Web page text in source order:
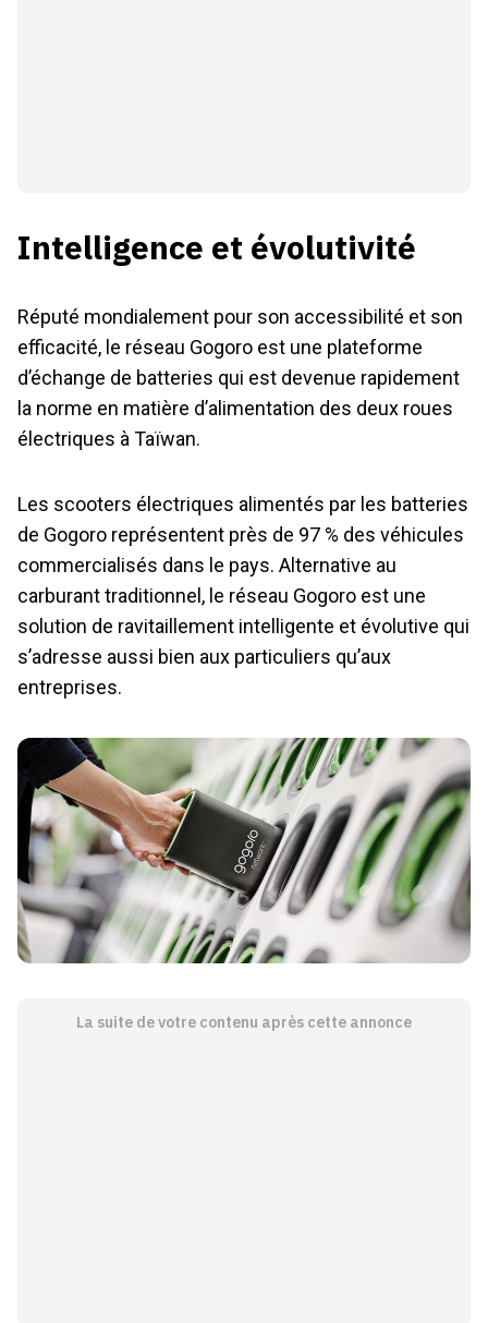
Intelligence et évolutivité
Réputé mondialement pour son accessibilité et son
efficacité, le réseau Gogoro est une plateforme
d’échange de batteries qui est devenue rapidement
la norme en matière d’alimentation des deux roues
électriques à Taïwan.
Les scooters électriques alimentés par les batteries
de Gogoro représentent près de 97 % des véhicules
commercialisés dans le pays. Alternative au
carburant traditionnel, le réseau Gogoro est une
solution de ravitaillement intelligente et évolutive qui
s’adresse aussi bien aux particuliers qu’aux
entreprises.
La suite de votre contenu après cette annonce